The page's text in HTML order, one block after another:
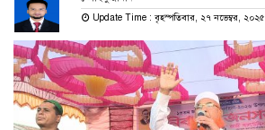
Update Time : বৃহস্পতিবার, ২৭ নভেম্বর, ২০২৫